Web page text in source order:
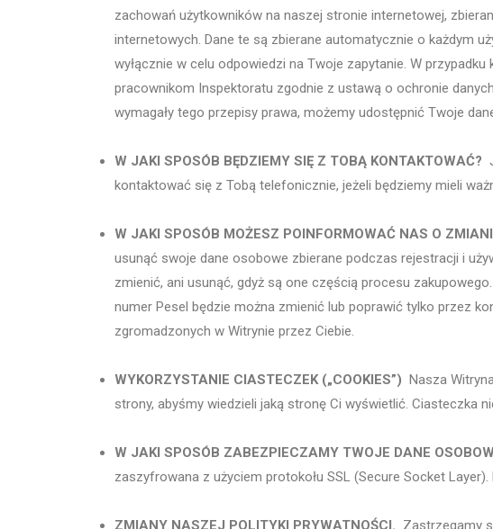
zachowań użytkowników na naszej stronie internetowej,
internetowych. Dane te są zbierane automatycznie o każdym
wyłącznie w celu odpowiedzi na Twoje zapytanie. W
pracownikom Inspektoratu zgodnie z ustawą o ochronie
wymagały tego przepisy prawa, możemy udostępnić Twoje
W JAKI SPOSÓB BĘDZIEMY SIĘ Z TOBĄ KONTAKTOWAĆ?
kontaktować się z Tobą telefonicznie, jeżeli będziemy mieli
W JAKI SPOSÓB MOŻESZ POINFORMOWAĆ NAS O
usunąć swoje dane osobowe zbierane podczas rejestracji i
zmienić, ani usunąć, gdyż są one częścią procesu
numer Pesel będzie można zmienić lub poprawić tylko przez
zgromadzonych w Witrynie przez Ciebie.
WYKORZYSTANIE CIASTECZEK („COOKIES”) Nasza
strony, abyśmy wiedzieli jaką stronę Ci wyświetlić. Ciasteczka
W JAKI SPOSÓB ZABEZPIECZAMY TWOJE DANE
zaszyfrowana z użyciem protokołu SSL (Secure Socket
ZMIANY NASZEJ POLITYKI PRYWATNOŚCI. Zastrzegamy